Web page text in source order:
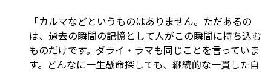
「カルマなどというものはありません。ただあるの
は、過去の瞬間の記憶として人がこの瞬間に持ち込む
ものだけです。ダライ・ラマも同じことを言っていま
す。どんなに一生懸命探しても、継続的な一貫した自